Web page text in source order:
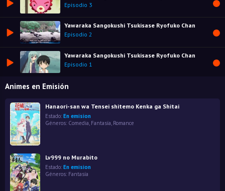
Episodio 3
Yawaraka Sangokushi Tsukisase Ryofuko Chan
Episodio 2
Yawaraka Sangokushi Tsukisase Ryofuko Chan
Episodio 1
Animes en Emisión
Hanaori-san wa Tensei shitemo Kenka ga Shitai
Estado: En emision
Géneros: Comedia, Fantasía, Romance
Lv999 no Murabito
Estado: En emision
Géneros: Fantasía